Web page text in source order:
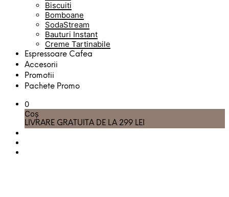
Biscuiti
Bomboane
SodaStream
Bauturi Instant
Creme Tartinabile
Espressoare Cafea
Accesorii
Promotii
Pachete Promo
0
Coș
LIVRARE GRATUITA DE LA 299 LEI